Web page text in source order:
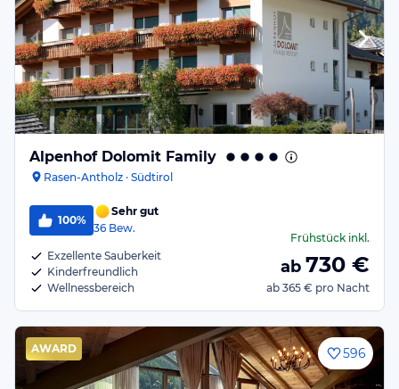
Alpenhof Dolomit Family
Rasen-Antholz · Südtirol
100%
Sehr gut
36 Bew.
Exzellente Sauberkeit
Kinderfreundlich
Wellnessbereich
Frühstückinkl.
ab 730 €
ab 365 € pro Nacht
AWARD 596